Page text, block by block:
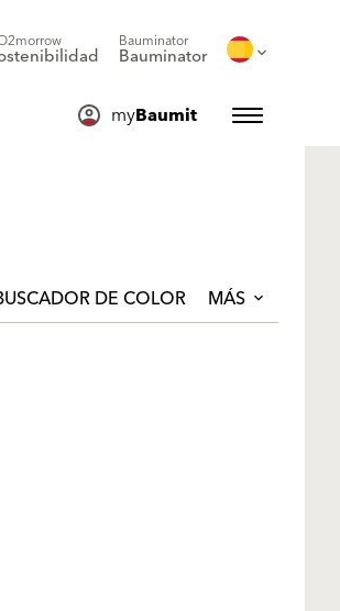
Bauminator
Bauminator
myBaumit
DE COLOR MÁS